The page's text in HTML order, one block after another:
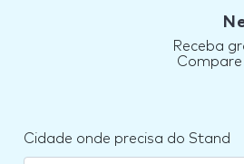
Receba
Compare
Cidade onde precisa do Stand